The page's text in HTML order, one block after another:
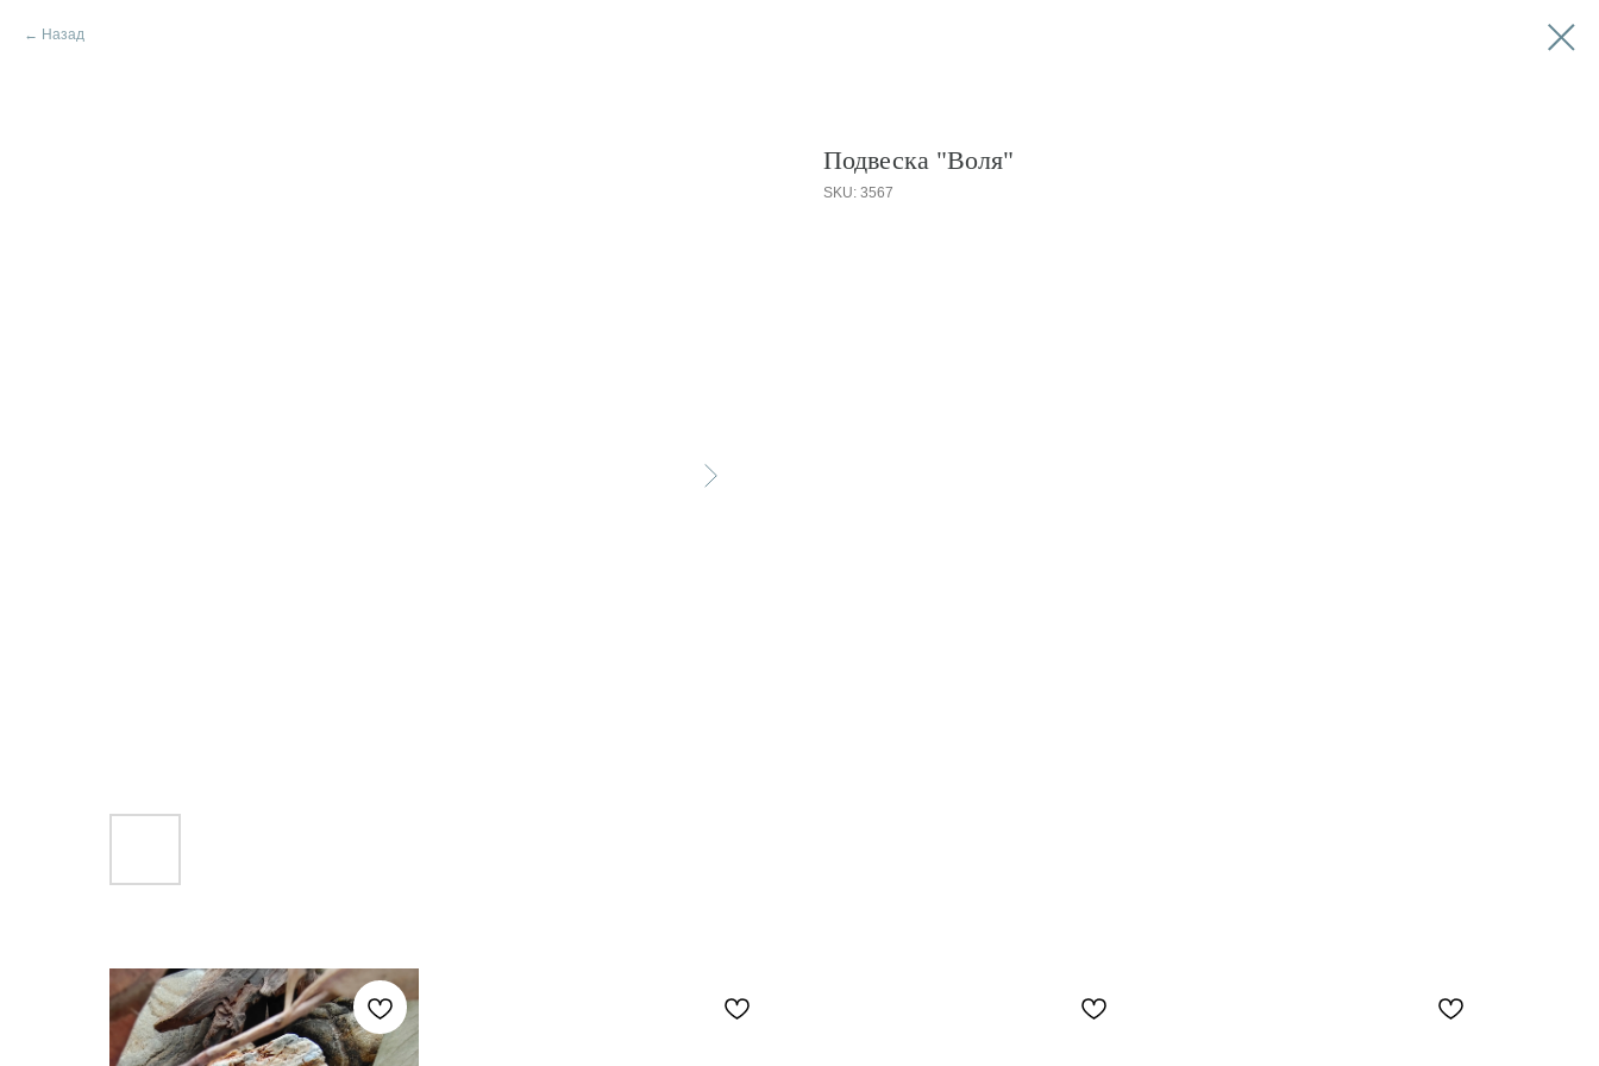
Назад
Подвеска "Воля"
SKU: 3567